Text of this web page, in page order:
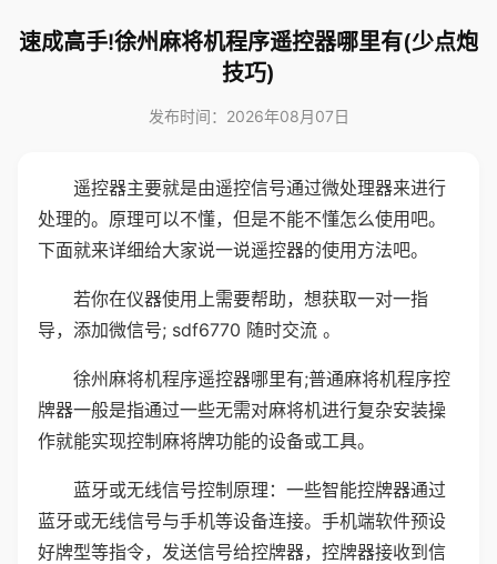
速成高手!徐州麻将机程序遥控器哪里有(少点炮
技巧)
发布时间：2026年08月07日
遥控器主要就是由遥控信号通过微处理器来进行
处理的。原理可以不懂，但是不能不懂怎么使用吧。
下面就来详细给大家说一说遥控器的使用方法吧。
若你在仪器使用上需要帮助，想获取一对一指
导，添加微信号; sdf6770 随时交流 。
徐州麻将机程序遥控器哪里有;普通麻将机程序控
牌器一般是指通过一些无需对麻将机进行复杂安装操
作就能实现控制麻将牌功能的设备或工具。
蓝牙或无线信号控制原理：一些智能控牌器通过
蓝牙或无线信号与手机等设备连接。手机端软件预设
好牌型等指令，发送信号给控牌器，控牌器接收到信